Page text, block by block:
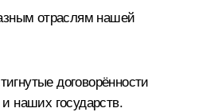
отраслям нашей
договорённости
наших государств.